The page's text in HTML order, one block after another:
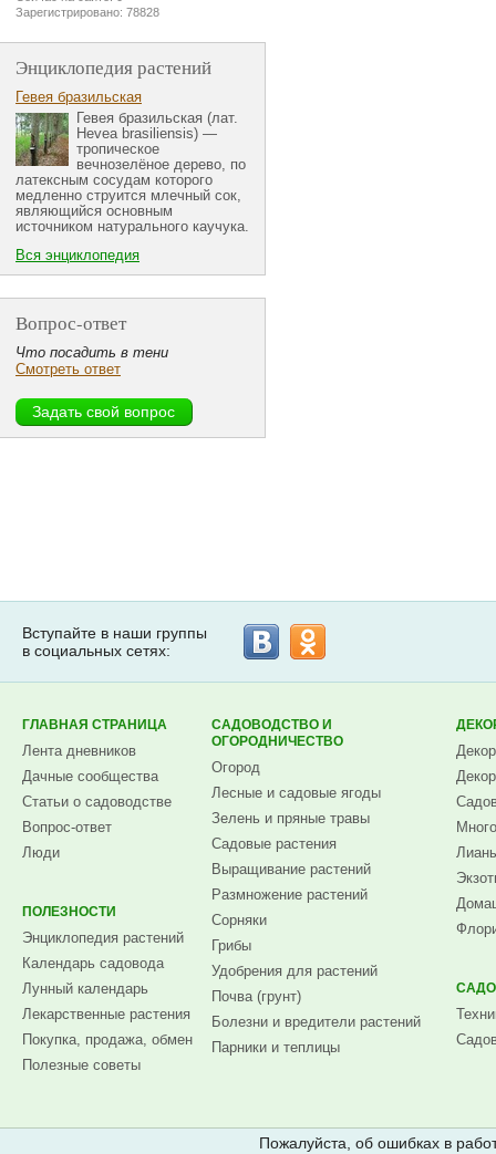
Зарегистрировано: 78828
Энциклопедия растений
Гевея бразильская
Гевея бразильская (лат.
Hevea brasiliensis) —
тропическое
вечнозелёное дерево, по
латексным сосудам которого
медленно струится млечный сок,
являющийся основным
источником натурального каучука.
Вся энциклопедия
Вопрос-ответ
Что посадить в тени
Смотреть ответ
Вступайте в наши группы
в социальных сетях:
ГЛАВНАЯ СТРАНИЦА
Лента дневников
Дачные сообщества
Статьи о садоводстве
Вопрос-ответ
Люди
ПОЛЕЗНОСТИ
Энциклопедия растений
Календарь садовода
Лунный календарь
Лекарственные растения
Покупка, продажа, обмен
Полезные советы
САДОВОДСТВО И
ОГОРОДНИЧЕСТВО
Огород
Лесные и садовые ягоды
Зелень и пряные травы
Садовые растения
Выращивание растений
Размножение растений
Сорняки
Грибы
Удобрения для растений
Почва (грунт)
Болезни и вредители растений
Парники и теплицы
Пожалуйста, об ошибках в